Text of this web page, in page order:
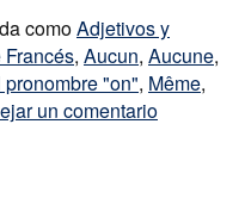
comoAdjetivos y
, Aucun, Aucune,
pronombre "on", Même,
un comentario